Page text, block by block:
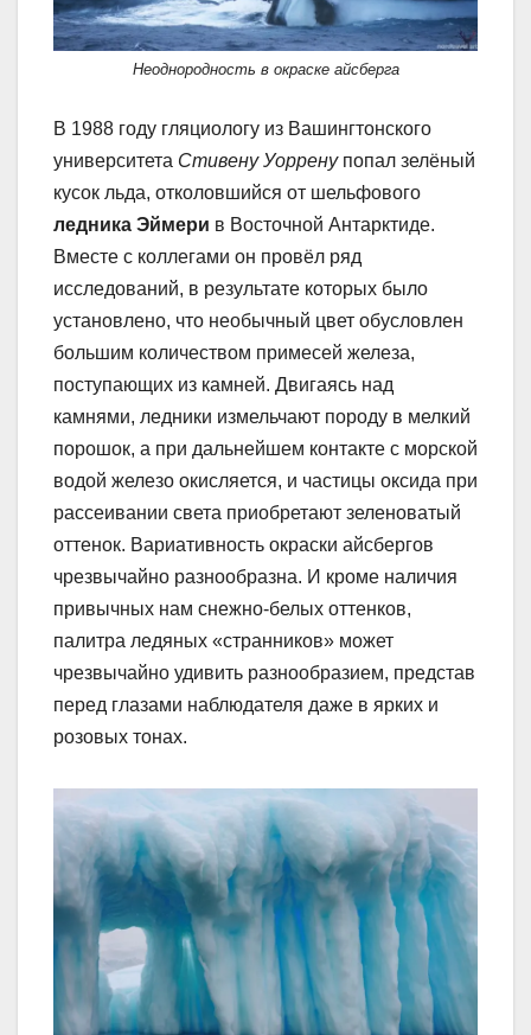
Неоднородность в окраске айсберга
В 1988 году гляциологу из Вашингтонского
университета Стивену Уорренупопал зелёный
кусок льда, отколовшийся от шельфового
ледника Эймери в Восточной Антарктиде.
Вместе с коллегами он провёл ряд
исследований, в результате которых было
установлено, что необычный цвет обусловлен
большим количеством примесей железа,
поступающих из камней. Двигаясь над
камнями, ледники измельчают породу в мелкий
порошок, а при дальнейшем контакте с морской
водой железо окисляется, и частицы оксида при
рассеивании света приобретают зеленоватый
оттенок. Вариативность окраски айсбергов
чрезвычайно разнообразна. И кроме наличия
привычных нам снежно-белых оттенков,
палитра ледяных «странников» может
чрезвычайно удивить разнообразием, представ
перед глазами наблюдателя даже в ярких и
розовых тонах.